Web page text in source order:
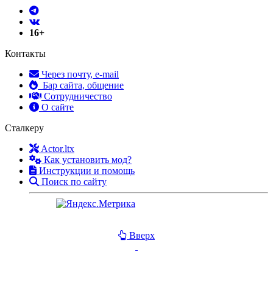
16+
Контакты
Через почту, e-mail
Бар сайта, общение
Сотрудничество
О сайте
Сталкеру
Actor.ltx
Как установить мод?
Инструкции и помощь
Поиск по сайту
Вверх